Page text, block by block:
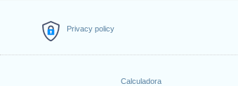
Privacy policy
Calculadora